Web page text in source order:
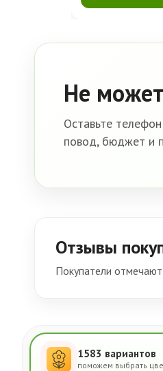
Не
Оставьте
повод, бюджет и
Отзывы
Покупатели
1583 вариантов
поможем выбрать